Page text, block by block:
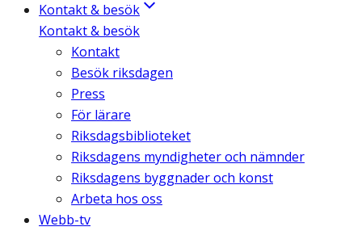
Kontakt & besök
Kontakt & besök
Kontakt
Besök riksdagen
Press
För lärare
Riksdagsbiblioteket
Riksdagens myndigheter och nämnder
Riksdagens byggnader och konst
Arbeta hos oss
Webb-tv